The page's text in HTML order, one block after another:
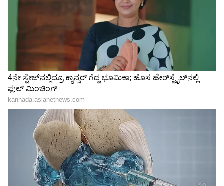
Related Articles
90 ವರ್ಷದ ಅಜ್ಜಿಯ ಆಸ್ತಿ ಮೇಲೆ ಪ್ರಿಯಾಂಕಾ ಗಾಂಧಿ
ಕಣ್ಣು, ವಾದ್ರಾ ಕುಟುಂಬದ ಮೇಲೆ ಗಂಭೀರ ಆರೋಪ